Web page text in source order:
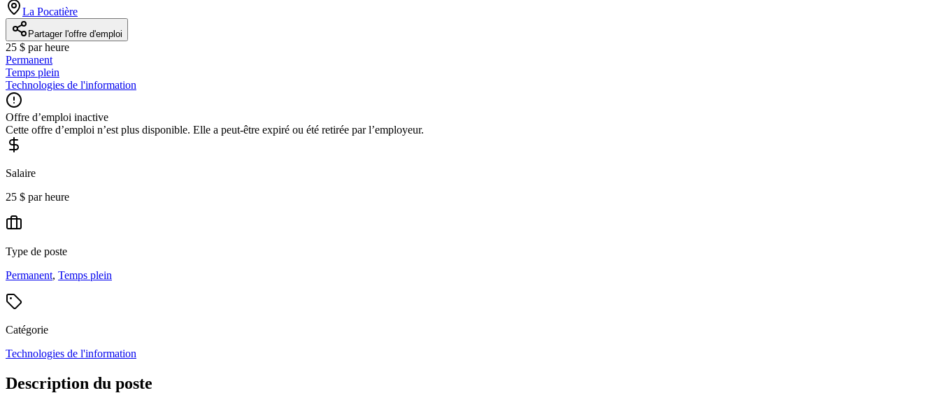
La Pocatière
Partager l'offre d'emploi
25 $ par heure
Permanent
Temps plein
Technologies de l'information
Offre d’emploi inactive
Cette offre d’emploi n’est plus disponible. Elle a peut-être expiré ou été retirée par l’employeur.
Salaire
25 $ par heure
Type de poste
Permanent, Temps plein
Catégorie
Technologies de l'information
Description du poste